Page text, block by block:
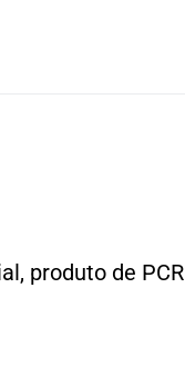
produto de PCR